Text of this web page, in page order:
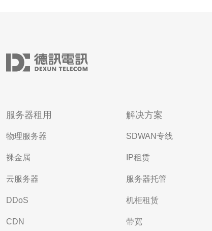
服务器租用
物理服务器
裸金属
云服务器
DDoS
CDN
解决方案
SDWAN专线
IP租赁
服务器托管
机柜租赁
带宽